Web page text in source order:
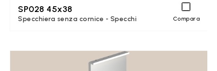
SP028 45x38
Specchiera senza cornice - Specchi Compara